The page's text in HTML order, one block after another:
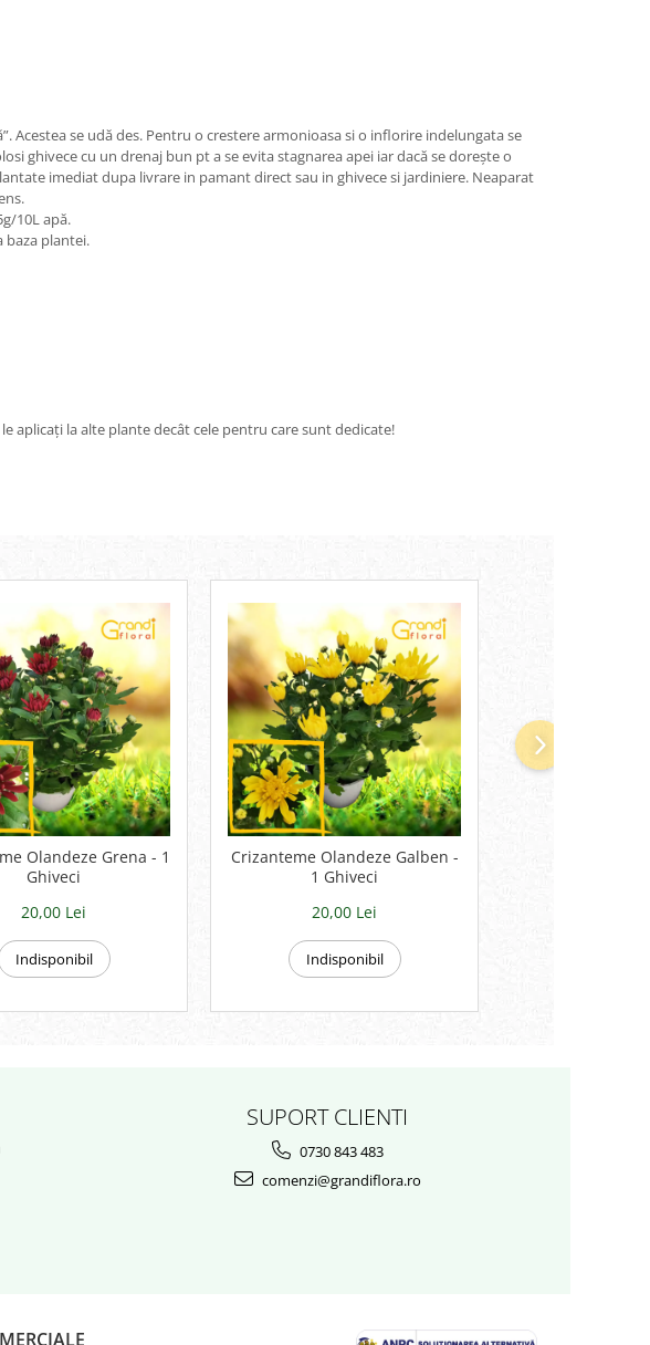
Acestea se udă des. Pentru o crestere armonioasa si o inflorire indelungata se
ghivece cu un drenaj bun pt a se evita stagnarea apei iar dacă se dorește o
imediat dupa livrare in pamant direct sau in ghivece si jardiniere. Neaparat
10L apă.
baza plantei.
aplicați la alte plante decât cele pentru care sunt dedicate!
Olandeze Grena - 1
Ghiveci
20,00 Lei
Indisponibil
Crizanteme Olandeze Galben -
1 Ghiveci
20,00 Lei
Indisponibil
SUPORT CLIENTI
0730 843 483
comenzi@grandiflora.ro